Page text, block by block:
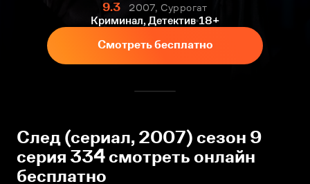
9.3
2007, Суррогат
Криминал, Детектив 18+
Смотреть бесплатно
След (сериал, 2007) сезон 9
серия 334 смотреть онлайн
бесплатно